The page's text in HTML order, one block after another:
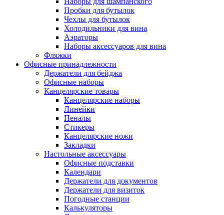
Пробки для бутылок
Чехлы для бутылок
Холодильники для вина
Аэраторы
Наборы аксессуаров для вина
Фляжки
Офисные принадлежности
Держатели для бейджа
Офисные наборы
Канцелярские товары
Канцелярские наборы
Линейки
Пеналы
Стикеры
Канцелярские ножи
Закладки
Настольные аксессуары
Офисные подставки
Календари
Держатели для документов
Держатели для визиток
Погодные станции
Калькуляторы